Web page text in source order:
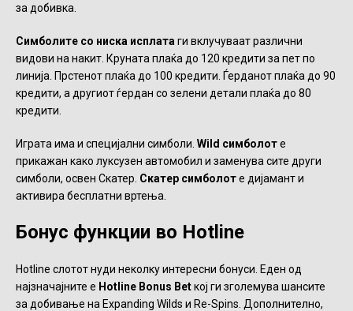
за добивка.
Симболите со ниска исплата ги вклучуваат различни
видови на накит. Круната плаќа до 120 кредити за пет по
линија. Прстенот плаќа до 100 кредити. Ѓерданот плаќа до 90
кредити, а другиот ѓердан со зелени детали плаќа до 80
кредити.
Играта има и специјални симболи. Wild симболоте
прикажан како луксузен автомобил и заменува сите други
симболи, освен Скатер. Скатер симболоте дијамант и
активира бесплатни вртења.
Бонус функции во Hotline
Hotline слотот нуди неколку интересни бонуси. Еден од
најзначајните е Hotline Bonus Betкој ги зголемува шансите
за добивање на Expanding Wilds и Re-Spins. Дополнително,